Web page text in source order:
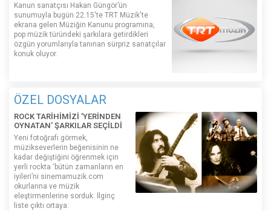
Kanun sanatçısı Hakan Güngör’ün
sunumuyla bugün 22.15'te TRT Müzik'te
ekrana gelen Müziğin Kanunu programına,
pop müzik türündeki şarkılara getirdikleri
özgün yorumlarıyla tanınan sürpriz sanatçılar
konuk oluyor.
ÖZEL DOSYALAR
ROCK TARİHİMİZİ 'YERİNDEN
OYNATAN' ŞARKILAR SEÇİLDİ
Yeni fotoğrafı görmek,
müzikseverlerin beğenisinin ne
kadar değiştiğini öğrenmek için
yerli rockta ‘bütün zamanların en
iyileri’ni sinemamuzik.com
okurlarına ve müzik
eleştirmenlerine sorduk. İlginç
liste çıktı ortaya: